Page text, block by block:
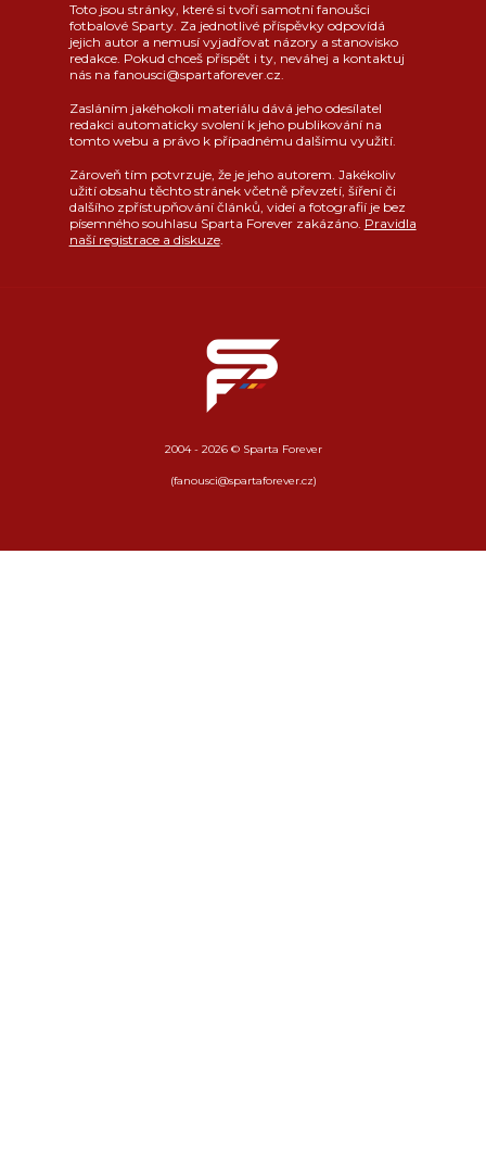
Toto jsou stránky, které si tvoří samotní fanoušci
fotbalové Sparty. Za jednotlivé příspěvky odpovídá
jejich autor a nemusí vyjadřovat názory a stanovisko
redakce. Pokud chceš přispět i ty, neváhej a kontaktuj
nás na fanousci@spartaforever.cz.
Zasláním jakéhokoli materiálu dává jeho odesílatel
redakci automaticky svolení k jeho publikování na
tomto webu a právo k případnému dalšímu využití.
Zároveň tím potvrzuje, že je jeho autorem. Jakékoliv
užití obsahu těchto stránek včetně převzetí, šíření či
dalšího zpřístupňování článků, videí a fotografií je bez
písemného souhlasu Sparta Forever zakázáno. Pravidla
naší registrace a diskuze.
2004 - 2026 © Sparta Forever
(fanousci@spartaforever.cz)